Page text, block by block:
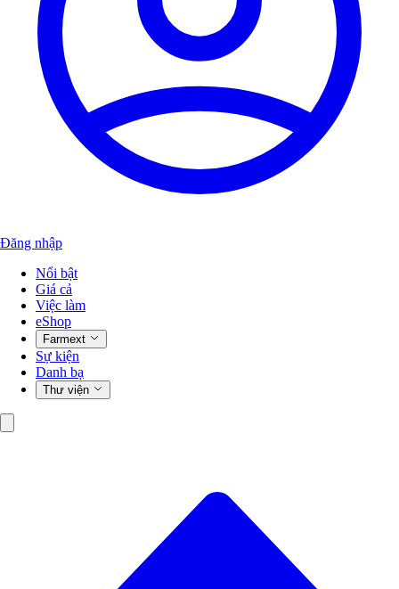
Đăng nhập
Nổi bật
Giá cả
Việc làm
eShop
Farmext
Sự kiện
Danh bạ
Thư viện